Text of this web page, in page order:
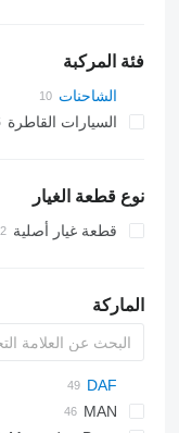
فئة المركبة
الشاحنات
السيارات القاطرة
نوع قطعة الغيار
قطعة غيار أصلية
الماركة
BM
D series
GP
DAF
CF
F-MAX
M series
GMK
EuroCargo
S-series
LTMMAN